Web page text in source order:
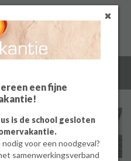
een fijne
is de school gesloten
voor een noodgeval?
samenwerkingsverband